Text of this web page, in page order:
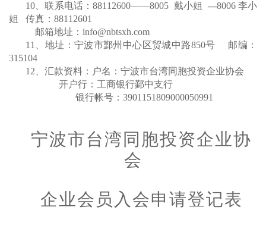
10、联系电话：88112600——8005 戴小姐 ---8006 李小
姐 传真：88112601
邮箱地址： info@nbtsxh.com
11、地址：宁波市鄞州中心区贸城中路850号 邮编：
315104
12、汇款资料：户名：宁波市台湾同胞投资企业协会
开户行：工商银行鄞中支行
银行帐号： 3901151809000050991
宁波市台湾同胞投资企业协
会
企业会员入会申请登记表